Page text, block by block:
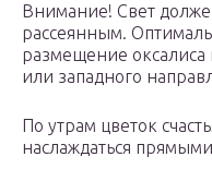
Внимание! Свет
рассеянным.
размещение оксалиса
или западного
По утрам цветок
наслаждаться